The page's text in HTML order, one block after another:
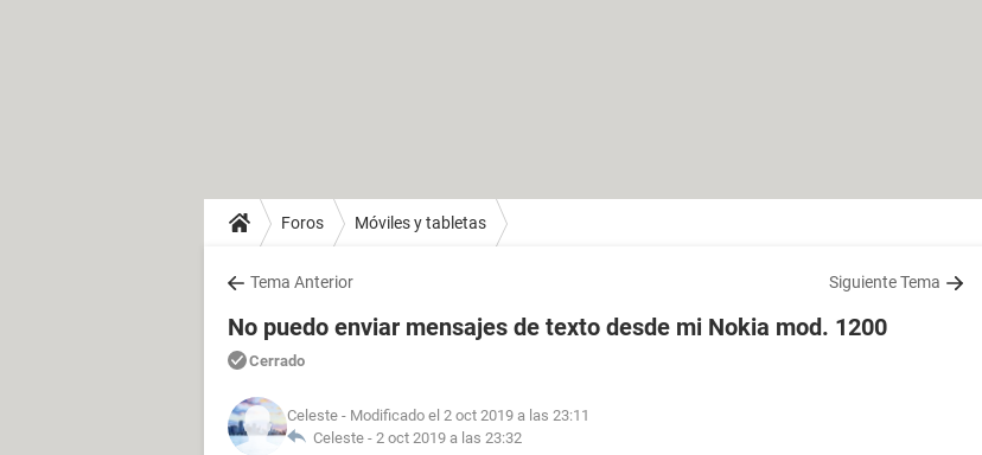
Foros Móviles y tabletas
Tema Anterior Siguiente Tema
No puedo enviar mensajes de texto desde mi Nokia mod. 1200
Cerrado
Celeste - Modificado el 2 oct 2019 a las 23:11
Celeste - 2 oct 2019 a las 23:32